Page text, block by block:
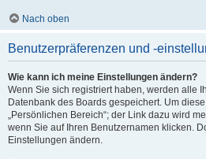
Nach oben
Benutzerpräferenzen und -
Wie kann ich meine Einstellungen ändern?
Wenn Sie sich registriert haben, werden alle
Datenbank des Boards gespeichert. Um
„Persönlichen Bereich“; der Link dazu wird
wenn Sie auf Ihren Benutzernamen klicken.
Einstellungen ändern.